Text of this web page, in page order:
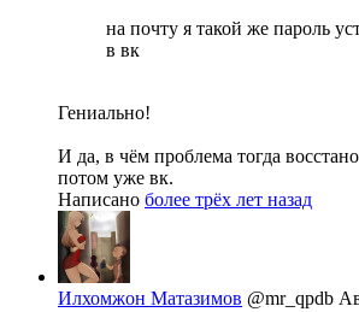
на почту я такой же пароль
в вк
Гениально!
И да, в чём проблема тогда
потом уже вк.
Написано более трёх лет назад
Илхомжон Матазимов @mr_qpdb